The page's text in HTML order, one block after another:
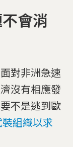
會消
對非洲急速
沒有相應發
不是逃到歐
組織以求